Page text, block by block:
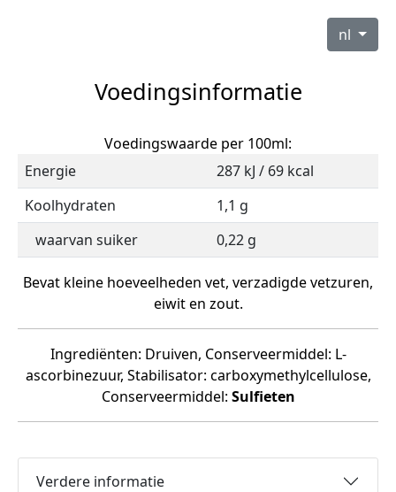
nl
Voedingsinformatie
Voedingswaarde per 100ml:
Energie
287 kJ / 69 kcal
Koolhydraten
1,1 g
waarvan suiker
0,22 g
Bevat kleine hoeveelheden vet, verzadigde vetzuren,
eiwit en zout.
Ingrediënten: Druiven, Conserveermiddel: L-
ascorbinezuur, Stabilisator: carboxymethylcellulose,
Conserveermiddel: Sulfieten
Verdere informatie